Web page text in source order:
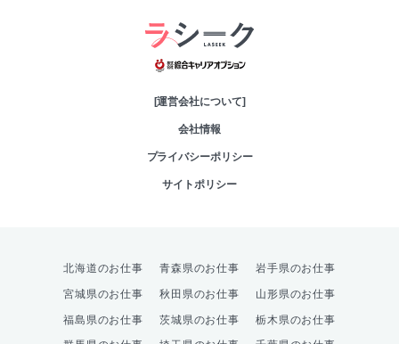
[運営会社について]
会社情報
プライバシーポリシー
サイトポリシー
北海道のお仕事 青森県のお仕事 岩手県のお仕事
宮城県のお仕事 秋田県のお仕事 山形県のお仕事
福島県のお仕事 茨城県のお仕事 栃木県のお仕事